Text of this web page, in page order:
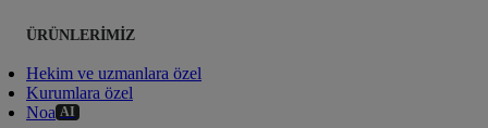
ÜRÜNLERIMIZ
Hekim ve uzmanlara özel
Kurumlara özel
Noa AI